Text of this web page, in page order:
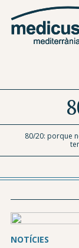
80/20: porque
NOTÍCIES